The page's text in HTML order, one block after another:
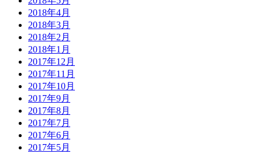
2018年4月
2018年3月
2018年2月
2018年1月
2017年12月
2017年11月
2017年10月
2017年9月
2017年8月
2017年7月
2017年6月
2017年5月